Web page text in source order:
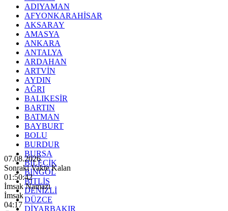
ADIYAMAN
AFYONKARAHİSAR
AKSARAY
AMASYA
ANKARA
ANTALYA
ARDAHAN
ARTVİN
AYDIN
AĞRI
BALIKESİR
BARTIN
BATMAN
BAYBURT
BOLU
BURDUR
BURSA
BİLECİK
BİNGÖL
BİTLİS
DENİZLİ
DÜZCE
DİYARBAKIR
07.08.2026
Sonraki Vakte Kalan
01:50:40
İmsak Namazı
İmsak
04:17